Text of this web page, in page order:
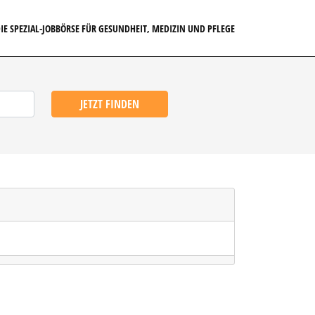
SPEZIAL-JOBBÖRSE FÜR GESUNDHEIT, MEDIZIN UND PFLEGE
JETZT FINDEN